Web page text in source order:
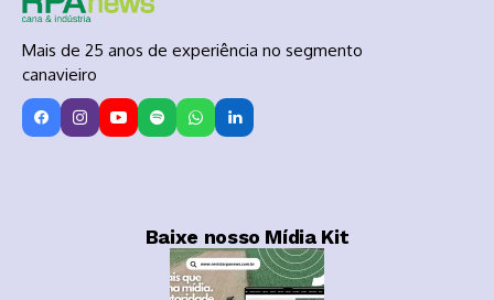
Mais de 25 anos de experiência no segmento
canavieiro
Baixe nosso Mídia Kit